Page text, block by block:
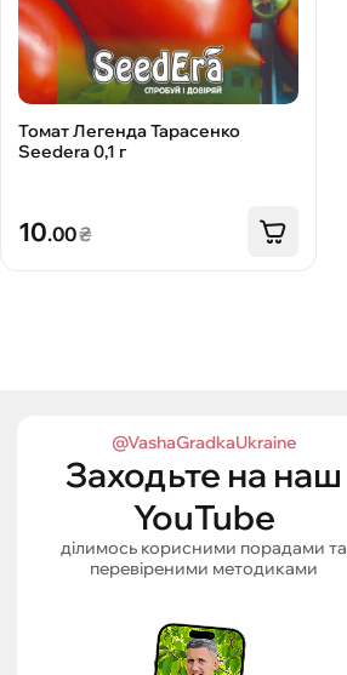
Томат Легенда Тарасенко
Seedera 0,1 г
10.00₴
@VashaGradkaUkraine
Заходьте на наш
YouTube
ділимось корисними порадами та
перевіреними методиками